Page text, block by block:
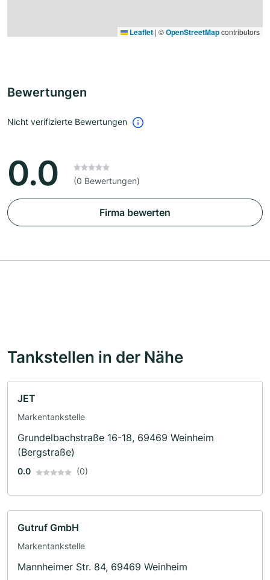
Leaflet | ©OpenStreetMapcontributors
Bewertungen
Nicht verifizierte Bewertungen
0.0 (0 Bewertungen)
Firma bewerten
Tankstellen in der Nähe
JET
Markentankstelle
Grundelbachstraße 16-18, 69469 Weinheim
(Bergstraße)
0.0 (0)
Gutruf GmbH
Markentankstelle
Mannheimer Str. 84, 69469 Weinheim